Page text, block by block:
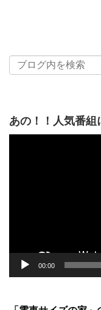
あの！！人気番組
00:00